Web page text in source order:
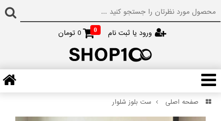
ورود یا ثبت نام 0
0 تومان
صفحه اصلی ست بلوز شلوار